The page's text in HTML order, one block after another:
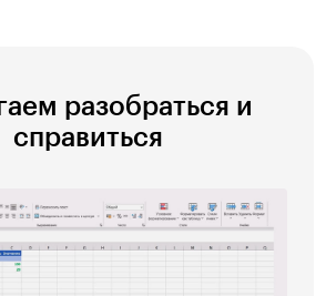
разобраться и
справиться